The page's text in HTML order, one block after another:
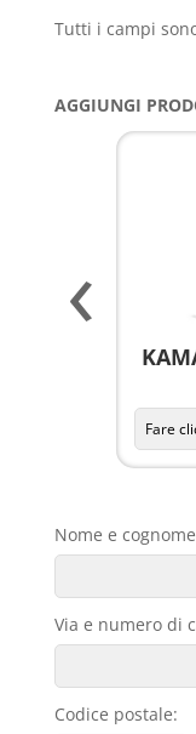
Tutti i campi
AGGIUNGI
‹
Nome e
Via e numero di
Codice postale: